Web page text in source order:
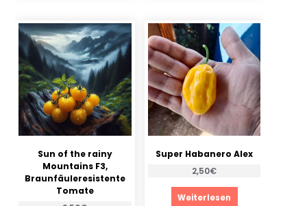
Sun of the rainy
Mountains F3,
Braunfäuleresistente
Tomate
Super Habanero Alex
2,50€
Weiterlesen